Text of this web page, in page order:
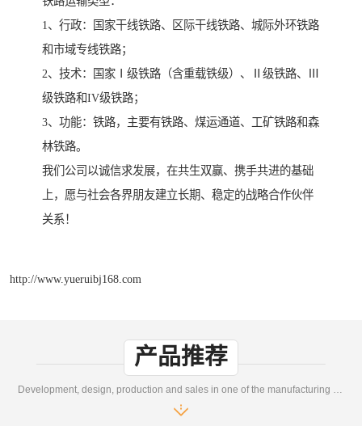
1、行政：国家干线铁路、区际干线铁路、城际外环铁路
和市域专线铁路；
2、技术：国家Ⅰ级铁路（含重载铁级）、Ⅱ级铁路、Ⅲ
级铁路和IV级铁路；
3、功能：铁路，主要有铁路、煤运通道、工矿铁路和森
林铁路。
我们公司以诚信求发展，在共生双赢、携手共进的基础
上，愿与社会各界朋友建立长期、稳定的战略合作伙伴
关系！
http://www.yueruibj168.com
产品推荐
Development, design, production and sales in one of the manufacturing enterprises